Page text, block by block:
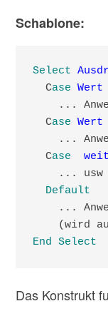
Schablone:
Select
  C
ase
Wert
...
  C
ase
Wert
...
  C
ase
... usw
Default
...
End Select
Das Konstrukt